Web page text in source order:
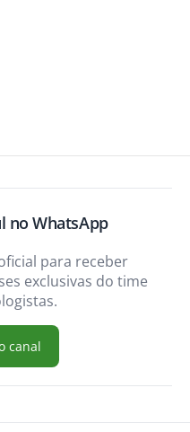
no WhatsApp
para receber
exclusivas do time
canal